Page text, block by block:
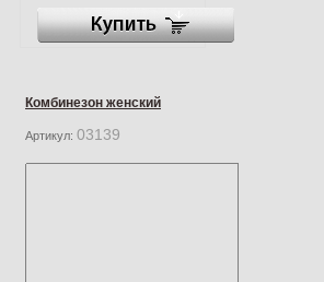
Комбинезон женский
Артикул: 03139